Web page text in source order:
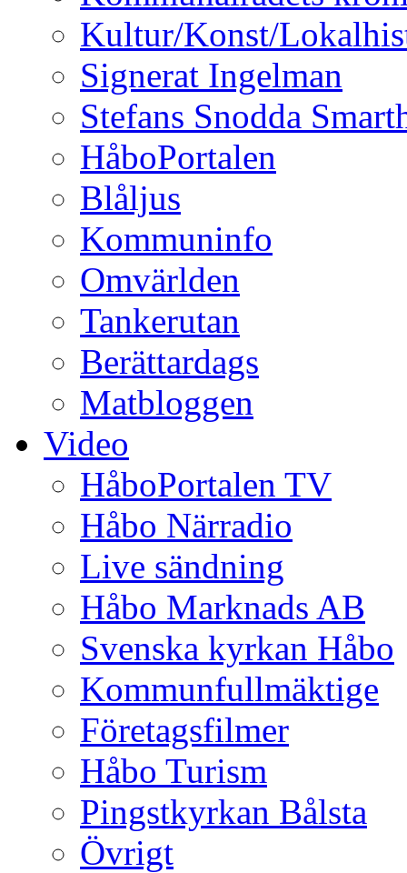
Kultur/Konst/
Signerat Ingelman
Stefans Snodda
HåboPortalen
Blåljus
Kommuninfo
Omvärlden
Tankerutan
Berättardags
Matbloggen
Video
HåboPortalen TV
Håbo Närradio
Live sändning
Håbo Marknads AB
Svenska kyrkan Håbo
Kommunfullmäktige
Företagsfilmer
Håbo Turism
Pingstkyrkan Bålsta
Övrigt